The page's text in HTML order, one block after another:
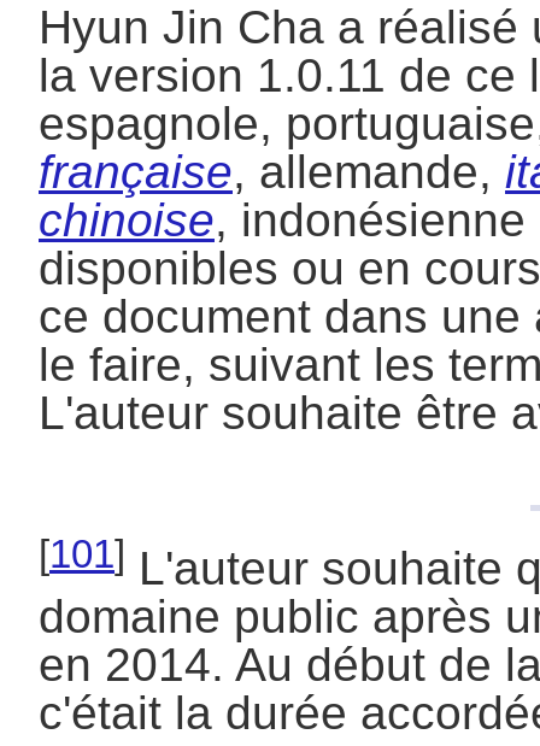
Hyun Jin Cha a
la version 1.0.11 de ce
espagnole,
française, allemande,
chinoise,
disponibles ou en
ce document dans
le faire, suivant les
L'auteur souhaite être
[101] L'auteur souhaite
domaine public après
en 2014. Au début de
c'était la durée